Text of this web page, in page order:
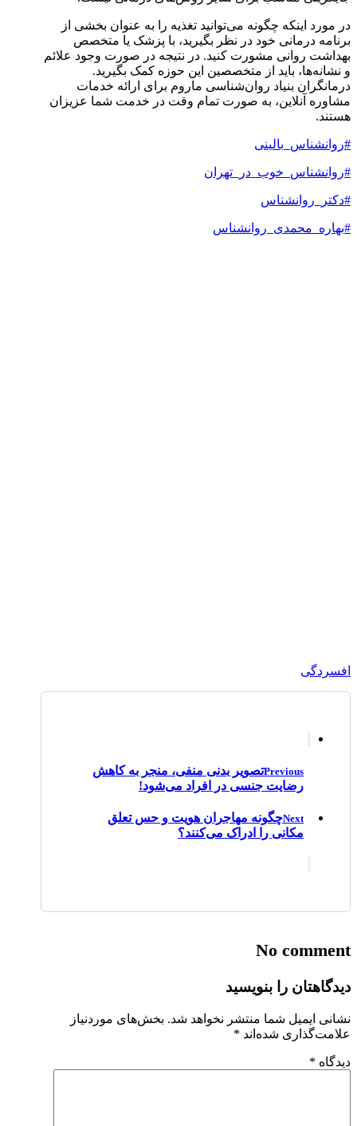
در مورد اینکه چگونه می‌توانید تغذیه را به عنوان بخشی از
برنامه درمانی خود در نظر بگیرید، با پزشک یا متخصص
بهداشت روانی مشورت کنید. در نتیجه در صورت وجود علائم
و نشانه‌ها، باید از متخصصین این حوزه کمک بگیرید.
درمانگران بنیاد روان‌شناسی ماروم برای ارائه خدمات
مشاوره آنلاین، به صورت تمام وقت در خدمت شما عزیزان
هستند.
#روانشناس_بالینی
#روانشناس_خوب_در_تهران
#دکتر_روانشناس
#بهاره_محمدی_روانشناس
افسردگی
Previousتصویر بدنی منفی، منجر به کاهش
رضایت جنسی در افراد می‌شود!
Nextچگونه مهاجران هویت و حس تعلق
مکانی را ادراک می‌کنند؟
No comment
دیدگاهتان را بنویسید
نشانی ایمیل شما منتشر نخواهد شد. بخش‌های موردنیاز
علامت‌گذاری شده‌اند *
دیدگاه *